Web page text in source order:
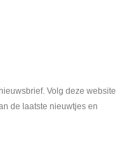
Volg deze website
de laatste nieuwtjes en